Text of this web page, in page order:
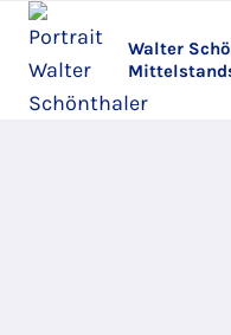
Zum
Inhalt
springen
Walter